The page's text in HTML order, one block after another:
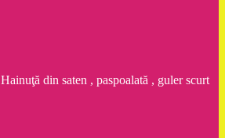
Hainuţă din saten , paspoalată , guler scurt